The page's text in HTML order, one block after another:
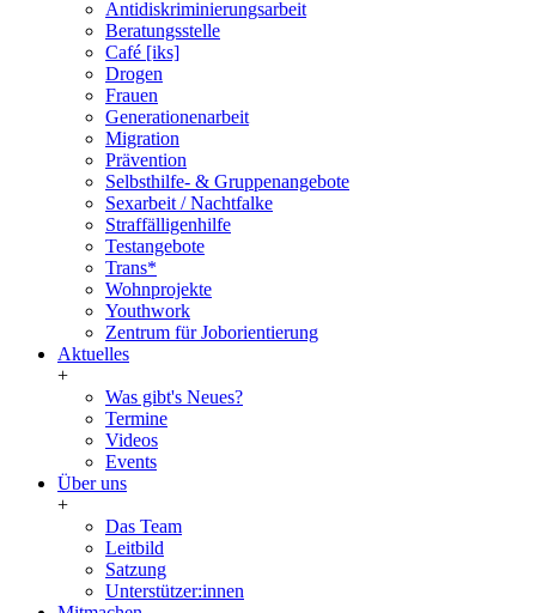
Antidiskriminierungsarbeit
Beratungsstelle
Café [iks]
Drogen
Frauen
Generationenarbeit
Migration
Prävention
Selbsthilfe- & Gruppenangebote
Sexarbeit / Nachtfalke
Straffälligenhilfe
Testangebote
Trans*
Wohnprojekte
Youthwork
Zentrum für Joborientierung
Aktuelles
+
Was gibt's Neues?
Termine
Videos
Events
Über uns
+
Das Team
Leitbild
Satzung
Unterstützer:innen